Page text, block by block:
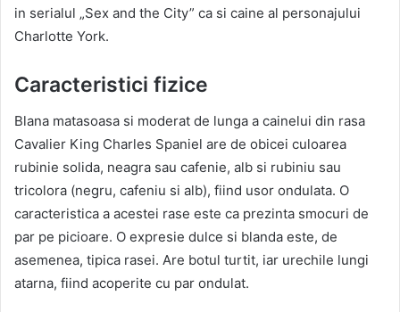
in serialul „Sex and the City” ca si caine al personajului
Charlotte York.
Caracteristici fizice
Blana matasoasa si moderat de lunga a cainelui din rasa
Cavalier King Charles Spaniel are de obicei culoarea
rubinie solida, neagra sau cafenie, alb si rubiniu sau
tricolora (negru, cafeniu si alb), fiind usor ondulata. O
caracteristica a acestei rase este ca prezinta smocuri de
par pe picioare. O expresie dulce si blanda este, de
asemenea, tipica rasei. Are botul turtit, iar urechile lungi
atarna, fiind acoperite cu par ondulat.